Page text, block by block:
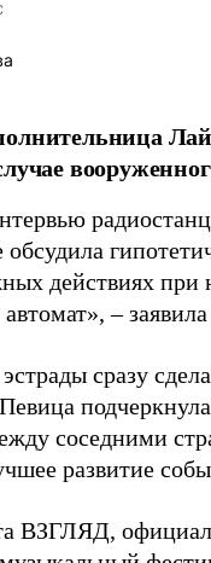
действиях
–
сразу
соседними
развитие
ВЗГЛЯД,